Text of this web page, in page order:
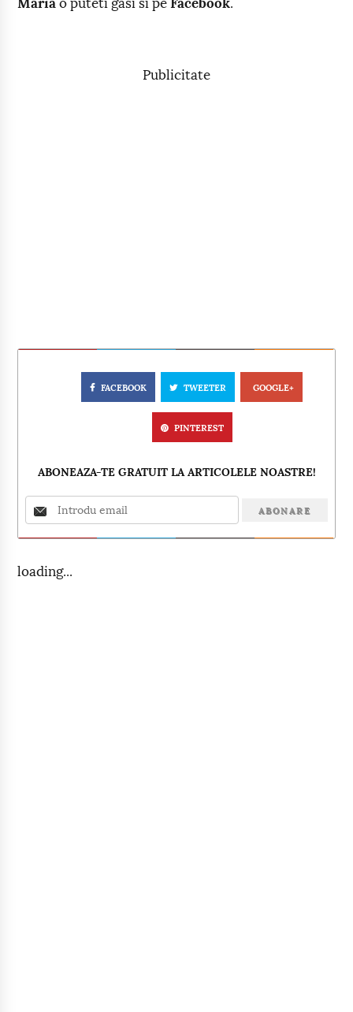
Maria o puteti gasi si pe Facebook.
Publicitate
FACEBOOK TWEETER GOOGLE+
PINTEREST
ABONEAZA-TE GRATUIT LA ARTICOLELE NOASTRE!
loading...